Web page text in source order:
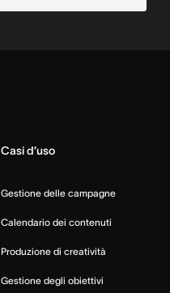
Casi d’uso
Gestione delle campagne
Calendario dei contenuti
Produzione di creatività
Gestione degli obiettivi